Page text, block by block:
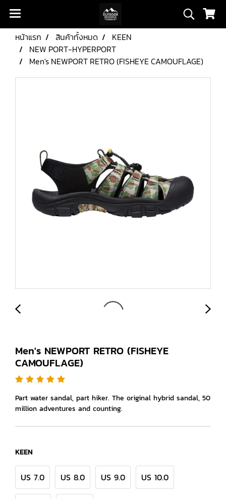
หน้าแรก สินค้าทั้งหมด
KEEN
NEW PORT-HYPERPORT
Men's NEWPORT RETRO (FISHEYE CAMOUFLAGE)
Men's NEWPORT RETRO (FISHEYE
CAMOUFLAGE)
Part water sandal, part hiker. The original hybrid sandal, 50
million adventures and counting.
KEEN
US 7.0 US 8.0 US 9.0 US 10.0